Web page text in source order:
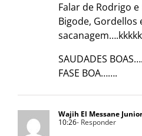
Falar de Rodrigo
Bigode, Gordellos
SAUDADES
FASE BOA…….
Wajih El Messane Junior
10:26- Responder